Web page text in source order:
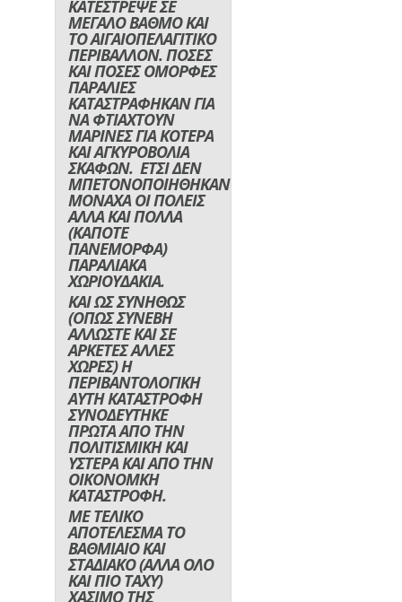
ΚΑΤΕΣΤΡΕΨΕ ΣΕ
ΜΕΓΑΛΟ ΒΑΘΜΟ ΚΑΙ
ΤΟ ΑΙΓΑΙΟΠΕΛΑΓΙΤΙΚΟ
ΠΕΡΙΒΑΛΛΟΝ. ΠΟΣΕΣ
ΚΑΙ ΠΟΣΕΣ ΟΜΟΡΦΕΣ
ΠΑΡΑΛΙΕΣ
ΚΑΤΑΣΤΡΑΦΗΚΑΝ ΓΙΑ
ΝΑ ΦΤΙΑΧΤΟΥΝ
ΜΑΡΙΝΕΣ ΓΙΑ ΚΟΤΕΡΑ
ΚΑΙ ΑΓΚΥΡΟΒΟΛΙΑ
ΣΚΑΦΩΝ. ΕΤΣΙ ΔΕΝ
ΜΠΕΤΟΝΟΠΟΙΗΘΗΚΑΝ
ΜΟΝΑΧΑ ΟΙ ΠΟΛΕΙΣ
ΑΛΛΑ ΚΑΙ ΠΟΛΛΑ
(ΚΑΠΟΤΕ
ΠΑΝΕΜΟΡΦΑ)
ΠΑΡΑΛΙΑΚΑ
ΧΩΡΙΟΥΔΑΚΙΑ.
ΚΑΙ ΩΣ ΣΥΝΗΘΩΣ
(ΟΠΩΣ ΣΥΝΕΒΗ
ΑΛΛΩΣΤΕ ΚΑΙ ΣΕ
ΑΡΚΕΤΕΣ ΑΛΛΕΣ
ΧΩΡΕΣ) Η
ΠΕΡΙΒΑΝΤΟΛΟΓΙΚΗ
ΑΥΤΗ ΚΑΤΑΣΤΡΟΦΗ
ΣΥΝΟΔΕΥΤΗΚΕ
ΠΡΩΤΑ ΑΠΟ ΤΗΝ
ΠΟΛΙΤΙΣΜΙΚΗ ΚΑΙ
ΥΣΤΕΡΑ ΚΑΙ ΑΠΟ ΤΗΝ
ΟΙΚΟΝΟΜΚΗ
ΚΑΤΑΣΤΡΟΦΗ.
ΜΕ ΤΕΛΙΚΟ
ΑΠΟΤΕΛΕΣΜΑ ΤΟ
ΒΑΘΜΙΑΙΟ ΚΑΙ
ΣΤΑΔΙΑΚΟ (ΑΛΛΑ ΟΛΟ
ΚΑΙ ΠΙΟ ΤΑΧΥ)
ΧΑΣΙΜΟ ΤΗΣ